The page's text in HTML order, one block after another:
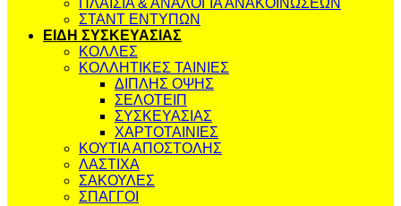
ΠΛΑΙΣΙΑ & ΑΝΑΛΟΓΙΑ ΑΝΑΚΟΙΝΩΣΕΩΝ
ΣΤΑΝΤ ΕΝΤΥΠΩΝ
ΕΙΔΗ ΣΥΣΚΕΥΑΣΙΑΣ
ΚΟΛΛΕΣ
ΚΟΛΛΗΤΙΚΕΣ ΤΑΙΝΙΕΣ
ΔΙΠΛΗΣ ΟΨΗΣ
ΣΕΛΟΤΕΙΠ
ΣΥΣΚΕΥΑΣΙΑΣ
ΧΑΡΤΟΤΑΙΝΙΕΣ
ΚΟΥΤΙΑ ΑΠΟΣΤΟΛΗΣ
ΛΑΣΤΙΧΑ
ΣΑΚΟΥΛΕΣ
ΣΠΑΓΓΟΙ